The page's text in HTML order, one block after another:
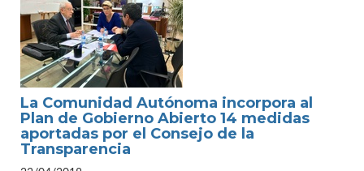
La Comunidad Autónoma incorpora al
Plan de Gobierno Abierto 14 medidas
aportadas por el Consejo de la
Transparencia